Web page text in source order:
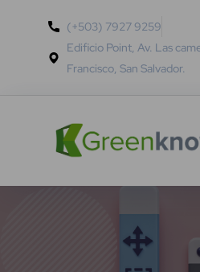
(+503) 7927 9259
Edificio Point, Av. Las
Francisco, San Salvador.